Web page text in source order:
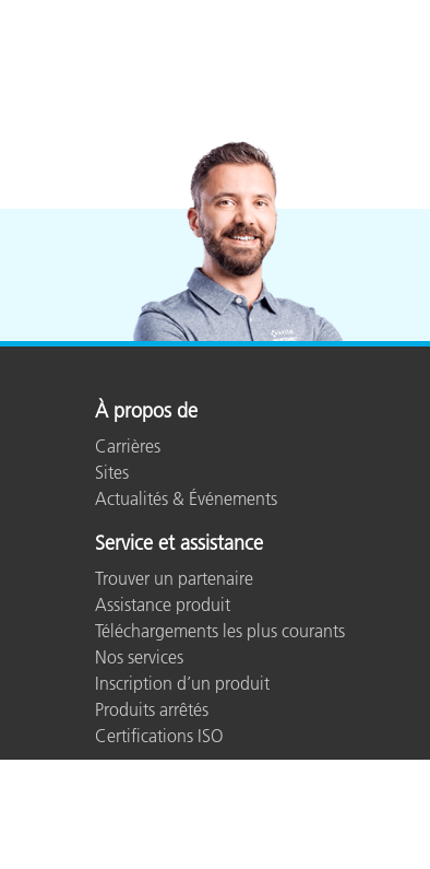
À propos de
Carrières
Sites
Actualités & Événements
Service et assistance
Trouver un partenaire
Assistance produit
Téléchargements les plus courants
Nos services
Inscription d’un produit
Produits arrêtés
Certifications ISO